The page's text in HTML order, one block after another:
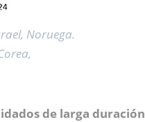
Noruega.
de larga duración